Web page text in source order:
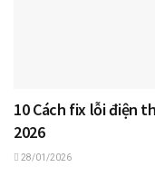
10 Cách fix lỗi điện
2026
28/01/2026